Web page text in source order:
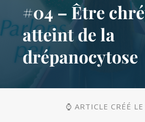
#04 – Être
atteint de la
drépanocytose
⌚ ARTICLE CRÉÉ